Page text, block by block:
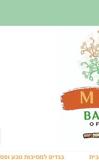
בית בגדים למסיבות טבע